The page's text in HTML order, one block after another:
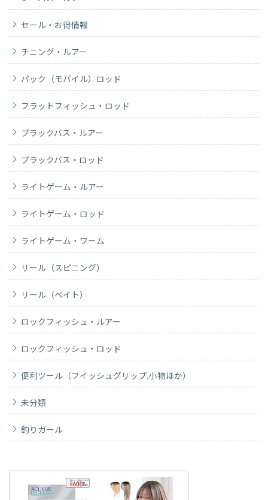
セール・お得情報
チニング・ルアー
パック（モバイル）ロッド
フラットフィッシュ・ロッド
ブラックバス・ルアー
ブラックバス・ロッド
ライトゲーム・ルアー
ライトゲーム・ロッド
ライトゲーム・ワーム
リール（スピニング）
リール（ベイト）
ロックフィッシュ・ルアー
ロックフィッシュ・ロッド
便利ツール（フイッシュグリップ.小物ほか）
未分類
釣りガール